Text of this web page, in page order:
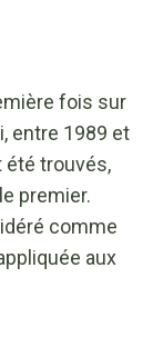
fois sur
entre 1989 et
été trouvés,
premier.
comme
aux